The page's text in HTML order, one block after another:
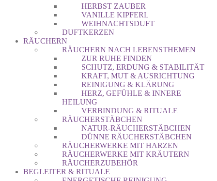
HERBST ZAUBER
VANILLE KIPFERL
WEIHNACHTSDUFT
DUFTKERZEN
RÄUCHERN
RÄUCHERN NACH LEBENSTHEMEN
ZUR RUHE FINDEN
SCHUTZ, ERDUNG & STABILITÄT
KRAFT, MUT & AUSRICHTUNG
REINIGUNG & KLÄRUNG
HERZ, GEFÜHLE & INNERE
HEILUNG
VERBINDUNG & RITUALE
RÄUCHERSTÄBCHEN
NATUR-RÄUCHERSTÄBCHEN
DÜNNE RÄUCHERSTÄBCHEN
RÄUCHERWERKE MIT HARZEN
RÄUCHERWERKE MIT KRÄUTERN
RÄUCHERZUBEHÖR
BEGLEITER & RITUALE